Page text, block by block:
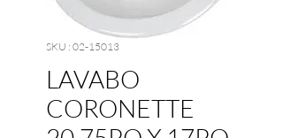
SKU : 02-15013
LAVABO
CORONETTE